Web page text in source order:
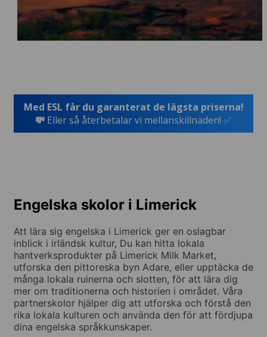
Med ESL får du garanterat de lägsta priserna!
💸 Eller så återbetalar vi mellanskillnaden! ✅
Engelska skolor i Limerick
Att lära sig engelska i Limerick ger en oslagbar
inblick i irländsk kultur, Du kan hitta lokala
hantverksprodukter på Limerick Milk Market,
utforska den pittoreska byn Adare, eller upptäcka de
många lokala ruinerna och slotten, för att lära dig
mer om traditionerna och historien i området. Våra
partnerskolor hjälper dig att utforska och förstå den
rika lokala kulturen och använda den för att fördjupa
dina engelska språkkunskaper.